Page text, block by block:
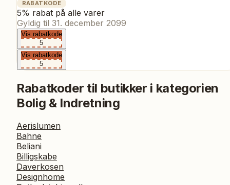
RABATKODE
5% rabat på alle varer
Gyldig til 31. december 2099
Vis rabatkode
5
Vis rabatkode
5
Rabatkoder til butikker i kategorien
Bolig & Indretning
Aerislumen
Bahne
Beliani
Billigskabe
Daverkosen
Designhome